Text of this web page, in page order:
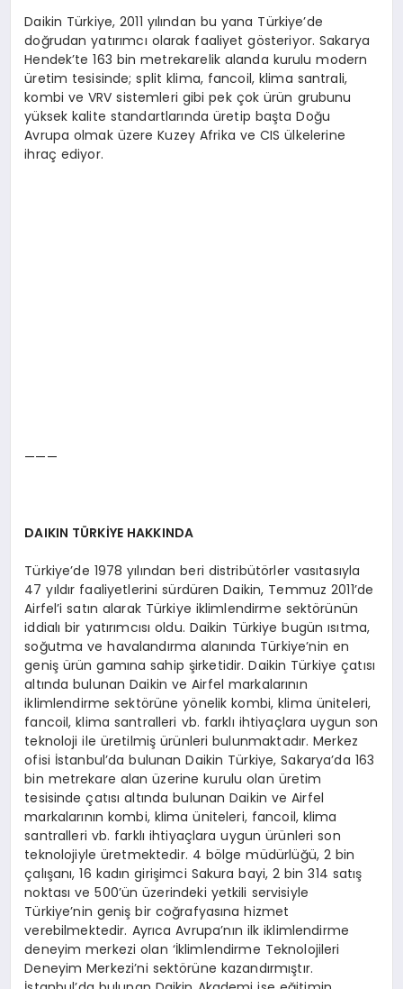
Daikin Türkiye, 2011 yılından bu yana Türkiye’de
doğrudan yatırımcı olarak faaliyet gösteriyor. Sakarya
Hendek’te 163 bin metrekarelik alanda kurulu modern
üretim tesisinde; split klima, fancoil, klima santrali,
kombi ve VRV sistemleri gibi pek çok ürün grubunu
yüksek kalite standartlarında üretip başta Doğu
Avrupa olmak üzere Kuzey Afrika ve CIS ülkelerine
ihraç ediyor.
———
DAIKIN TÜRKİYE HAKKINDA
Türkiye’de 1978 yılından beri distribütörler vasıtasıyla
47 yıldır faaliyetlerini sürdüren Daikin, Temmuz 2011’de
Airfel’i satın alarak Türkiye iklimlendirme sektörünün
iddialı bir yatırımcısı oldu. Daikin Türkiye bugün ısıtma,
soğutma ve havalandırma alanında Türkiye’nin en
geniş ürün gamına sahip şirketidir. Daikin Türkiye çatısı
altında bulunan Daikin ve Airfel markalarının
iklimlendirme sektörüne yönelik kombi, klima üniteleri,
fancoil, klima santralleri vb. farklı ihtiyaçlara uygun son
teknoloji ile üretilmiş ürünleri bulunmaktadır. Merkez
ofisi İstanbul’da bulunan Daikin Türkiye, Sakarya’da 163
bin metrekare alan üzerine kurulu olan üretim
tesisinde çatısı altında bulunan Daikin ve Airfel
markalarının kombi, klima üniteleri, fancoil, klima
santralleri vb. farklı ihtiyaçlara uygun ürünleri son
teknolojiyle üretmektedir. 4 bölge müdürlüğü, 2 bin
çalışanı, 16 kadın girişimci Sakura bayi, 2 bin 314 satış
noktası ve 500’ün üzerindeki yetkili servisiyle
Türkiye’nin geniş bir coğrafyasına hizmet
verebilmektedir. Ayrıca Avrupa’nın ilk iklimlendirme
deneyim merkezi olan ‘İklimlendirme Teknolojileri
Deneyim Merkezi’ni sektörüne kazandırmıştır.